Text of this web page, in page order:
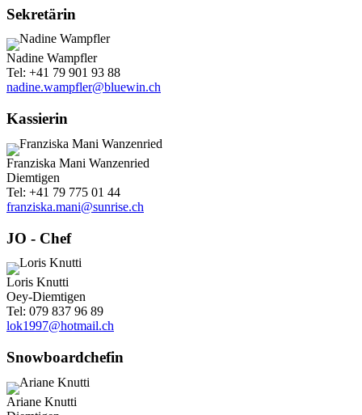
Sekretärin
Nadine Wampfler
Tel: +41 79 901 93 88
nadine.wampfler@bluewin.ch
Kassierin
Franziska Mani Wanzenried
Diemtigen
Tel: +41 79 775 01 44
franziska.mani@sunrise.ch
JO - Chef
Loris Knutti
Oey-Diemtigen
Tel: 079 837 96 89
lok1997@hotmail.ch
Snowboardchefin
Ariane Knutti